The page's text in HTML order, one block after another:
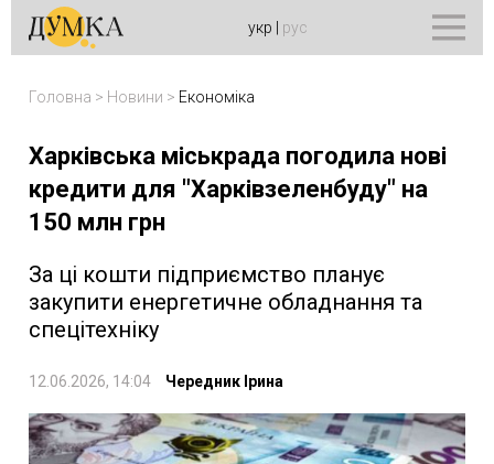
укр рус
Головна > Новини > Економіка
Харківська міськрада погодила нові
кредити для "Харківзеленбуду" на
150 млн грн
За ці кошти підприємство планує
закупити енергетичне обладнання та
спецітехніку
12.06.2026, 14:04 Чередник Ірина